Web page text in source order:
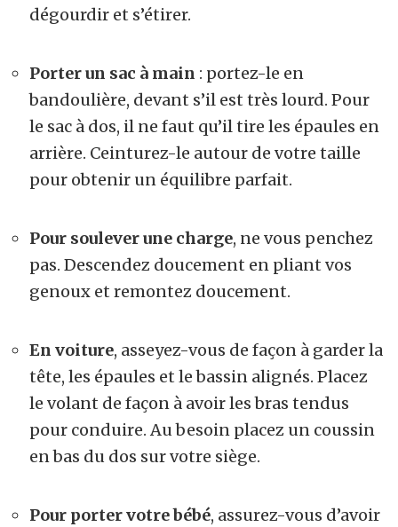
dégourdir et s’étirer.
Porter un sac à main : portez-le en
bandoulière, devant s’il est très lourd. Pour
le sac à dos, il ne faut qu’il tire les épaules en
arrière. Ceinturez-le autour de votre taille
pour obtenir un équilibre parfait.
Pour soulever une charge, ne vous penchez
pas. Descendez doucement en pliant vos
genoux et remontez doucement.
En voiture, asseyez-vous de façon à garder la
tête, les épaules et le bassin alignés. Placez
le volant de façon à avoir les bras tendus
pour conduire. Au besoin placez un coussin
en bas du dos sur votre siège.
Pour porter votre bébé, assurez-vous d’avoir